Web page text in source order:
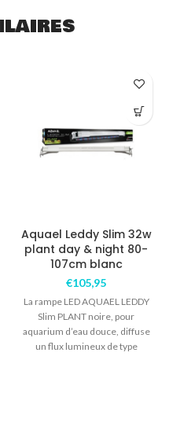
Aquael Leddy Slim 32w
plant day & night 80-
107cm blanc
€105,95
La rampe LED AQUAEL LEDDY
Slim PLANT noire, pour
aquarium d’eau douce, diffuse
un flux lumineux de type